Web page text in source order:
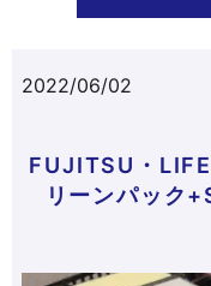
2022/06/02
FUJITSU・
リーンパック